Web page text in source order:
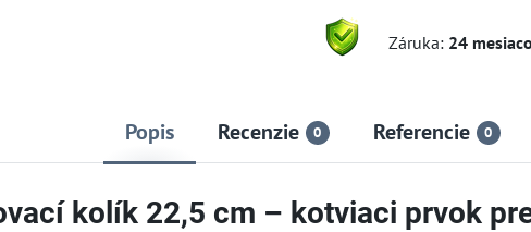
Záruka: 24
Popis Recenzie 0 Referencie 0
kolík 22,5 cm – kotviaci prvok